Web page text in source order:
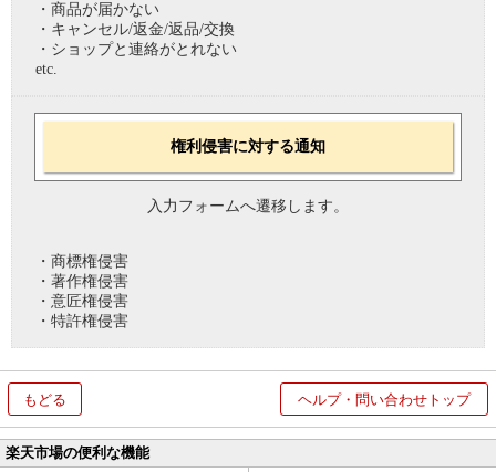
・商品が届かない
・キャンセル/返金/返品/交換
・ショップと連絡がとれない
etc.
権利侵害に対する通知
入力フォームへ遷移します。
・商標権侵害
・著作権侵害
・意匠権侵害
・特許権侵害
もどる ヘルプ・問い合わせトップ
楽天市場の便利な機能